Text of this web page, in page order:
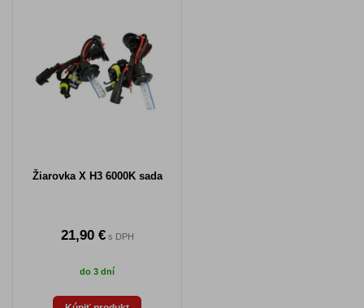
Žiarovka X H3 6000K sada
21,90 €s DPH
do 3 dní